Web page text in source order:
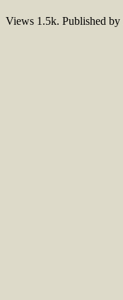
Views 1.5k. Published by